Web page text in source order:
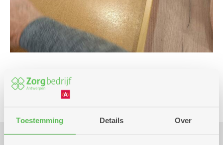
Toestemming Details Over
Spel